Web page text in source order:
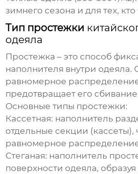
зимнего сезона и для тех,
Тип простежки
одеяла
Простежка – это способ
наполнителя внутри одеяла.
равномерное
предотвращает его
Основные типы простежки:
Кассетная: наполнитель
отдельные секции (кассеты),
равномерное
Стеганая: наполнитель
поверхности одеяла, образуя